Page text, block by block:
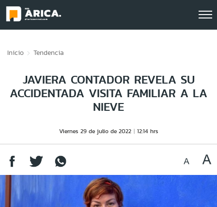
Inicio Tendencia
JAVIERA CONTADOR REVELA SU
ACCIDENTADA VISITA FAMILIAR A LA
NIEVE
Viernes 29 de julio de 2022 12:14 hrs